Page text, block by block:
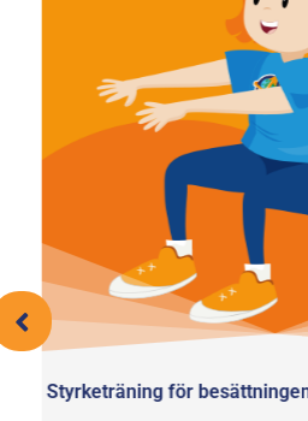
Styrketräning för besättningen